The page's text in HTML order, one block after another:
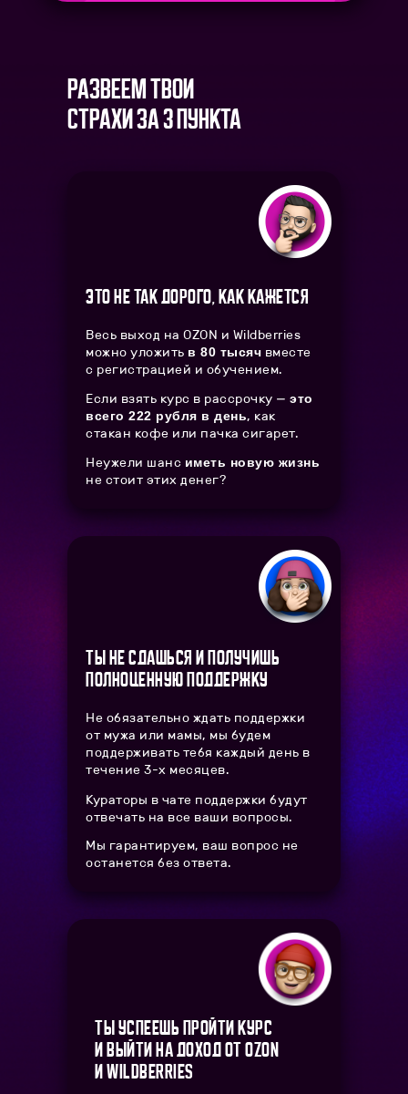
Это не так дорого, как кажется
Весь выход на OZON и Wildberries
можно уложить в 80 тысяч вместе
с регистрацией и обучением.
Если взять курс в рассрочку — это
всего 222 рубля в день, как
стакан кофе или пачка сигарет.
Неужели шанс иметь новую жизнь
не стоит этих денег?
Ты не сдашься и получишь
полноценную поддержку
Не обязательно ждать поддержки
от мужа или мамы, мы будем
поддерживать тебя каждый день в
течение 3-х месяцев.
Кураторы в чате поддержки будут
отвечать на все ваши вопросы.
Мы гарантируем, ваш вопрос не
останется без ответа.
Ты успеешь пройти курс
и выйти на доход от OZON
и Wildberries
РАЗВЕЕМ ТВОИ
СТРАХИ ЗА 3 ПУНКТА